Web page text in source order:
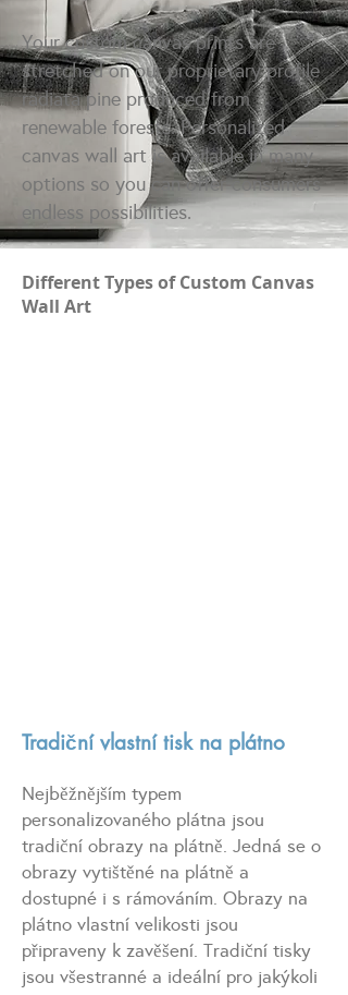
Your custom canvas prints are
stretched on our proprietary profile
radiata pine produced from
renewable forests. Personalized
canvas wall art is available in many
options so you can offer consumers
endless possibilities.
Different Types of Custom Canvas
Wall Art
Tradiční vlastní tisk na plátno
Nejběžnějším typem
personalizovaného plátna jsou
tradiční obrazy na plátně. Jedná se o
obrazy vytištěné na plátně a
dostupné i s rámováním. Obrazy na
plátno vlastní velikosti jsou
připraveny k zavěšení. Tradiční tisky
jsou všestranné a ideální pro jakýkoli